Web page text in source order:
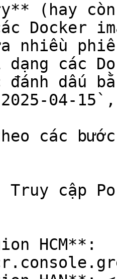
(hay
Docker
nhiều
dạng các
đánh dấu
04-
các
Truy cập
HCM**: